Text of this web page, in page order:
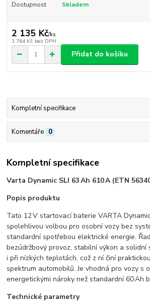
Dostupnost Skladem
2 135 Kč/ks
1 764 Kč bez DPH
Přidat do košíku
Kompletní specifikace
Komentáře 0
Kompletní specifikace
Varta Dynamic SLI 63 Ah 610 A (ETN
Popis produktu
Tato 12 V startovací baterie VARTA
spolehlivou volbou pro osobní vozy bez
standardní spotřebou elektrické energie.
bezúdržbový provoz, stabilní výkon a
i při nízkých teplotách, což z ní činí
spektrum automobilů. Je vhodná pro vozy s
energetickými nároky než standardní 60 Ah
Technické parametry